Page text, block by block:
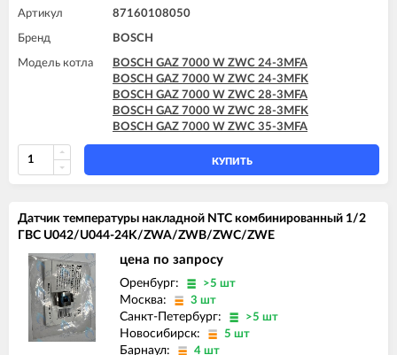
Артикул 87160108050
Бренд BOSCH
Модель котла
BOSCH GAZ 7000 W ZWC 24-3MFA
BOSCH GAZ 7000 W ZWC 24-3MFK
BOSCH GAZ 7000 W ZWC 28-3MFA
BOSCH GAZ 7000 W ZWC 28-3MFK
BOSCH GAZ 7000 W ZWC 35-3MFA
КУПИТЬ
Датчик температуры накладной NTC комбинированный 1/2
ГВС U042/U044-24K/ZWA/ZWB/ZWC/ZWE
цена по запросу
Оренбург: >5 шт
Москва: 3 шт
Санкт-Петербург: >5 шт
Новосибирск: 5 шт
Барнаул: 4 шт